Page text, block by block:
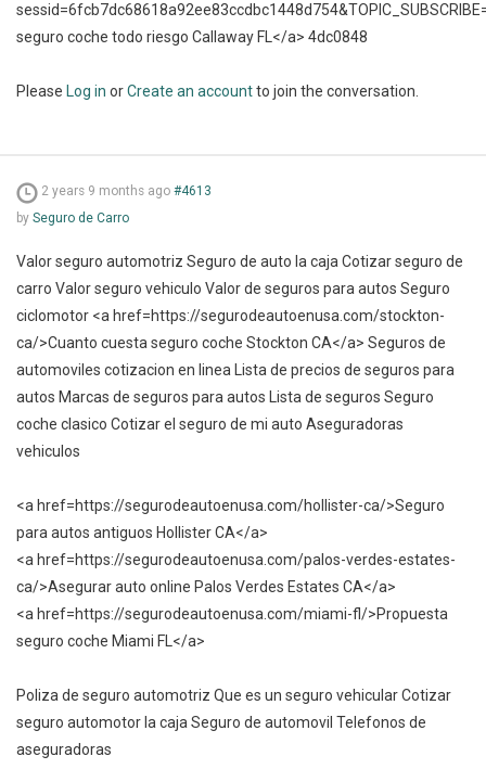
seguro coche todo riesgo Callaway FL</a> 4dc0848
Please Log in orCreate an accountto join the conversation.
2 years 9 months ago #4613
by Seguro de Carro
Valor seguro automotriz Seguro de auto la caja Cotizar seguro de
carro Valor seguro vehiculo Valor de seguros para autos Seguro
ciclomotor <a href=https://segurodeautoenusa.com/stockton-
ca/>Cuanto cuesta seguro coche Stockton CA</a> Seguros de
automoviles cotizacion en linea Lista de precios de seguros para
autos Marcas de seguros para autos Lista de seguros Seguro
coche clasico Cotizar el seguro de mi auto Aseguradoras
vehiculos
<a href=https://segurodeautoenusa.com/hollister-ca/>Seguro
para autos antiguos Hollister CA</a>
<a href=https://segurodeautoenusa.com/palos-verdes-estates-
ca/>Asegurar auto online Palos Verdes Estates CA</a>
<a href=https://segurodeautoenusa.com/miami-fl/>Propuesta
seguro coche Miami FL</a>
Poliza de seguro automotriz Que es un seguro vehicular Cotizar
seguro automotor la caja Seguro de automovil Telefonos de
aseguradoras